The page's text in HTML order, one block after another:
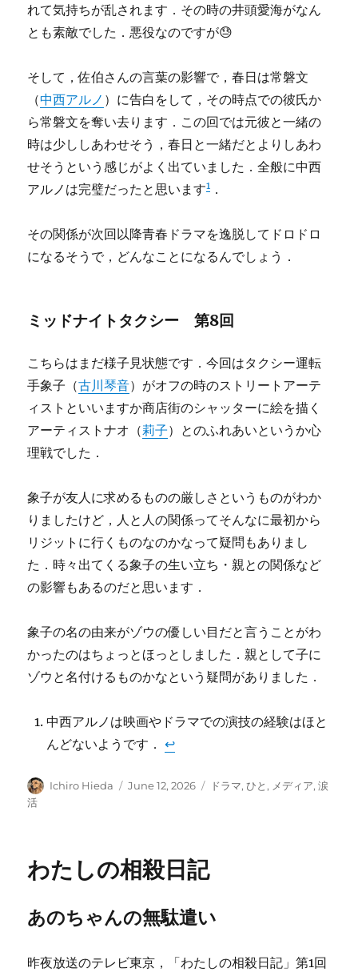
れて気持ちが乱されます．その時の井頭愛海がなん
とも素敵でした．悪役なのですが😓
そして，佐伯さんの言葉の影響で，春日は常磐文
（中西アルノ ）に告白をして，その時点での彼氏か
ら常磐文を奪い去ります．この回では元彼と一緒の
時は少ししあわせそう，春日と一緒だとよりしあわ
せそうという感じがよく出ていました．全般に中西
アルノは完璧だったと思います1 ．
その関係が次回以降青春ドラマを逸脱してドロドロ
になるそうで，どんなことになるんでしょう．
ミッドナイトタクシー 第8回
こちらはまだ様子見状態です．今回はタクシー運転
手象子（古川琴音）がオフの時のストリートアーテ
ィストといいますか商店街のシャッターに絵を描く
アーティストナオ（莉子）とのふれあいというか心
理戦でした．
象子が友人に求めるものの厳しさというものがわか
りましたけど，人と人の関係ってそんなに最初から
リジットに行くものなのかなって疑問もありまし
た．時々出てくる象子の生い立ち・親との関係など
の影響もあるのだと思います．
象子の名の由来がゾウの優しい目だと言うことがわ
かったのはちょっとほっとしました．親として子に
ゾウと名付けるものかなという疑問がありました．
中西アルノは映画やドラマでの演技の経験はほと
んどないようです．↩︎
Author
Ichiro Hieda
Posted
June 12, 2026 Categories
ドラマ,ひと , メディア,涙
活
わたしの相殺日記
あのちゃんの無駄遣い
昨夜放送のテレビ東京，「わたしの相殺日記」第1回